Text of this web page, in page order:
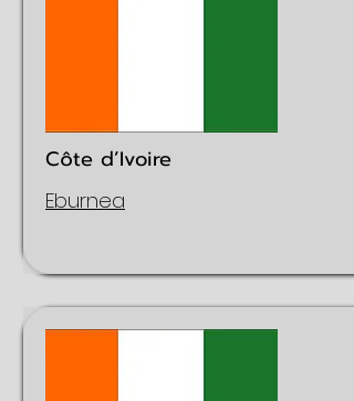
Côte d’Ivoire
Eburnea